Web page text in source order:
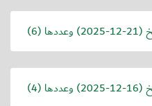
(
2025-12-21) وعددها (6)
(
2025-12-16) وعددها (4)